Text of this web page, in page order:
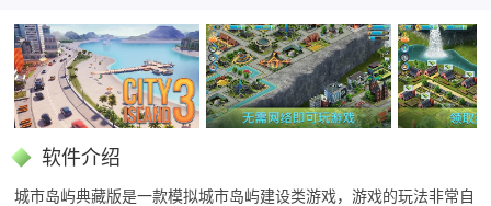
软件介绍
城市岛屿典藏版是一款模拟城市岛屿建设类游戏，游戏的玩法非常自